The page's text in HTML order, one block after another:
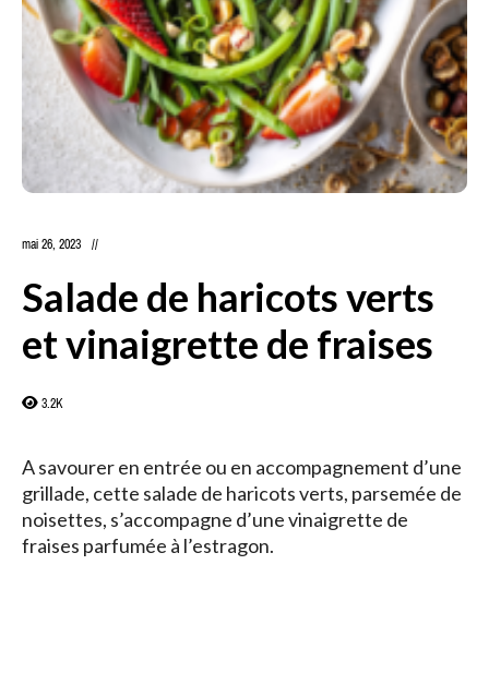
mai 26, 2023
Salade de haricots verts
et vinaigrette de fraises
3.2K
A savourer en entrée ou en accompagnement d’une
grillade, cette salade de haricots verts, parsemée de
noisettes, s’accompagne d’une vinaigrette de
fraises parfumée à l’estragon.